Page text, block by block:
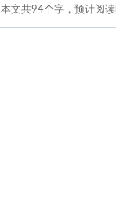
本文共94个字，预计阅